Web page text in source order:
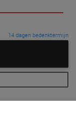
14 dagen bedenktermijn